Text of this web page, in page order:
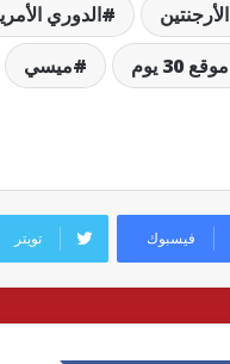
الأرجنتين الدوري
موقع 30 يوم
ميسي
فيسبوك تويتر